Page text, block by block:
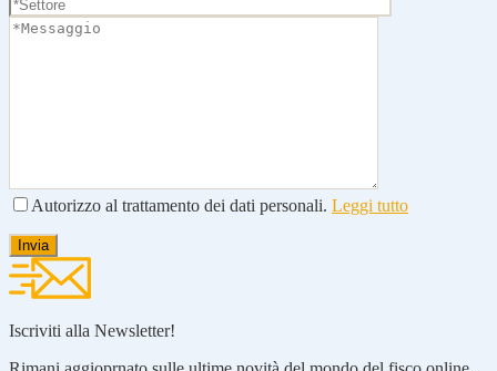
Autorizzo al trattamento dei dati personali. Leggi tutto
Iscriviti alla Newsletter!